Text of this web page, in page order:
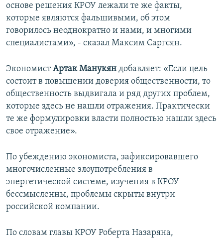
основе решения КРОУ лежали те же факты,
которые являются фальшивыми, об этом
говорилось неоднократно и нами, и многими
специалистами», - сказал Максим Саргсян.
ЭкономистАртак Манукян добавляет: «Если цель
состоит в повышении доверия общественности, то
общественность выдвигала и ряд других проблем,
которые здесь не нашли отражения. Практически
те же формулировки власти полностью нашли здесь
свое отражение».
По убеждению экономиста, зафиксировавшего
многочисленные злоупотребления в
энергетической системе, изучения в КРОУ
бессмысленны, проблемы скрыты внутри
российской компании.
По словам главы КРОУ Роберта Назаряна,